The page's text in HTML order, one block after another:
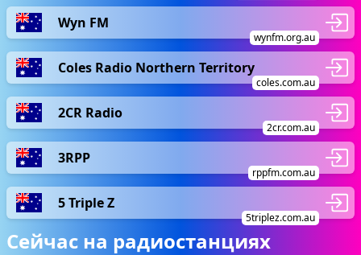
Wyn FM
wynfm.org.au
Coles Radio Northern Territory
coles.com.au
2CR Radio
2cr.com.au
3RPP
rppfm.com.au
5 Triple Z
5triplez.com.au
Сейчас на радиостанциях